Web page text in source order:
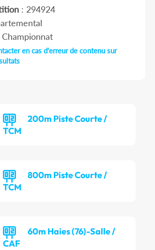
: 294924
en cas d'erreur de contenu sur
200m Piste Courte /
TCM
800m Piste Courte /
TCM
60m Haies (76)-Salle /
CAF